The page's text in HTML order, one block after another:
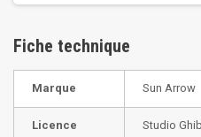
Fiche technique
Marque Sun Arrow
Licence Studio